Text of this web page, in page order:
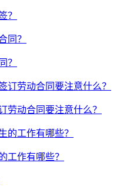
？
？
劳动合同要注意什么？
工作有哪些？